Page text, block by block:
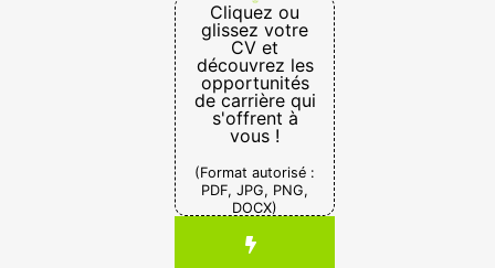
Cliquez ou
glissez votre
CV et
découvrez les
opportunités
de carrière qui
s'offrent à
vous !
(Format autorisé :
PDF, JPG, PNG,
DOCX)